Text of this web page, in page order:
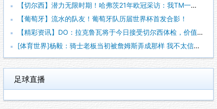
【切尔西】潜力无限时期！哈弗茨21年欧冠采访：我TM一点不在
【葡萄牙】流水的队友！葡萄牙队历届世界杯首发合影！
【精彩资讯】DO：拉克鲁瓦将于今日接受切尔西体检，价值约52
[体育世界]杨毅：骑士老板当初被詹姆斯弄成那样 我不太信他能
足球直播